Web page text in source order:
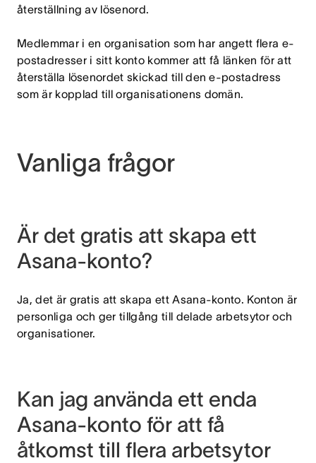
återställning av lösenord.
Medlemmar i en organisation som har angett flera e-
postadresser i sitt konto kommer att få länken för att
återställa lösenordet skickad till den e-postadress
som är kopplad till organisationens domän.
Vanliga frågor
Är det gratis att skapa ett
Asana-konto?
Ja, det är gratis att skapa ett Asana-konto. Konton är
personliga och ger tillgång till delade arbetsytor och
organisationer.
Kan jag använda ett enda
Asana-konto för att få
åtkomst till flera arbetsytor